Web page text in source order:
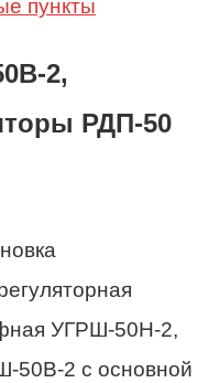
пункты
2,
РДП-50
УГРШ-50Н-2,
50В-2 с основной